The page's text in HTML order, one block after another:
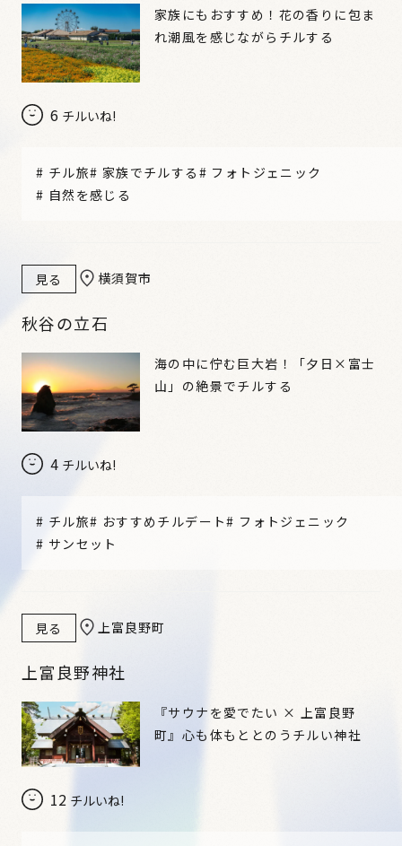
6 チルいね!
家族にもおすすめ！花の香りに包ま
れ潮風を感じながらチルする
# チル旅# 家族でチルする # フォトジェニック
# 自然を感じる
見る 横須賀市
秋谷の立石
4 チルいね!
海の中に佇む巨大岩！「夕日×富士
山」の絶景でチルする
# チル旅# おすすめチルデート# フォトジェニック
# サンセット
見る 上富良野町
上富良野神社
12 チルいね!
『サウナを愛でたい × 上富良野
町』心も体もととのうチルい神社